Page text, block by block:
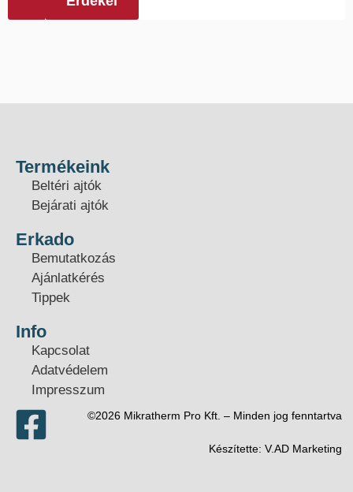
Termékeink
Beltéri ajtók
Bejárati ajtók
Erkado
Bemutatkozás
Ajánlatkérés
Tippek
Info
Kapcsolat
Adatvédelem
Impresszum
©2026 Mikratherm Pro Kft. – Minden jog fenntartva​
Készítette: V.AD Marketing